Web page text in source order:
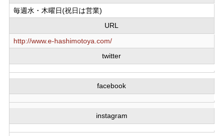
毎週水・木曜日(祝日は営業)
URL
http://www.e-hashimotoya.com/
twitter
facebook
instagram